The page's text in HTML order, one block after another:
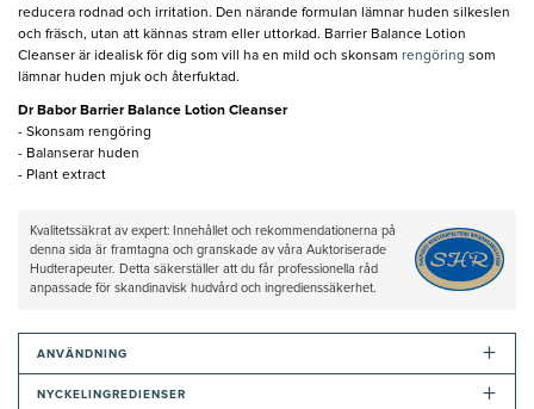
reducera rodnad och irritation. Den närande formulan lämnar huden silkeslen
och fräsch, utan att kännas stram eller uttorkad. Barrier Balance Lotion
Cleanser är idealisk för dig som vill ha en mild och skonsam rengöring som
lämnar huden mjuk och återfuktad.
Dr Babor Barrier Balance Lotion Cleanser
- Skonsam rengöring
- Balanserar huden
- Plant extract
Kvalitetssäkrat av expert: Innehållet och rekommendationerna på
denna sida är framtagna och granskade av våra Auktoriserade
Hudterapeuter. Detta säkerställer att du får professionella råd
anpassade för skandinavisk hudvård och ingredienssäkerhet.
ANVÄNDNING +
NYCKELINGREDIENSER +